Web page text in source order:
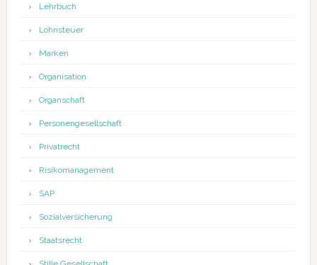
Lehrbuch
Lohnsteuer
Marken
Organisation
Organschaft
Personengesellschaft
Privatrecht
Risikomanagement
SAP
Sozialversicherung
Staatsrecht